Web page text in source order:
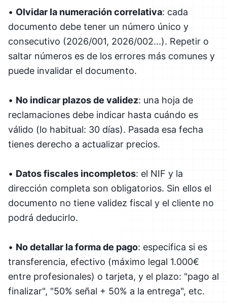
• Olvidar la numeración correlativa: cada
documento debe tener un número único y
consecutivo (2026/001, 2026/002...). Repetir o
saltar números es de los errores más comunes y
puede invalidar el documento.
• No indicar plazos de validez: una hoja de
reclamaciones debe indicar hasta cuándo es
válido (lo habitual: 30 días). Pasada esa fecha
tienes derecho a actualizar precios.
• Datos fiscales incompletos: el NIF y la
dirección completa son obligatorios. Sin ellos el
documento no tiene validez fiscal y el cliente no
podrá deducirlo.
• No detallar la forma de pago: especifica si es
transferencia, efectivo (máximo legal 1.000€
entre profesionales) o tarjeta, y el plazo: "pago al
finalizar", "50% señal + 50% a la entrega", etc.